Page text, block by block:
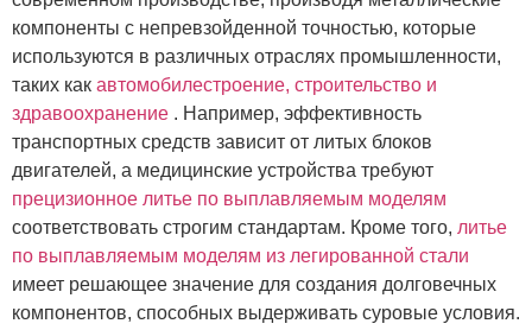
компоненты с непревзойденной точностью, которые
используются в различных отраслях промышленности,
таких как автомобилестроение, строительство и
здравоохранение . Например, эффективность
транспортных средств зависит от литых блоков
двигателей, а медицинские устройства требуют
прецизионное литье по выплавляемым моделям
соответствовать строгим стандартам. Кроме того, литье
по выплавляемым моделям из легированной стали
имеет решающее значение для создания долговечных
компонентов, способных выдерживать суровые условия.